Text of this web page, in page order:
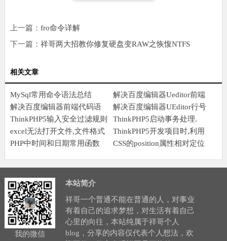
上一篇： fro命令详解
下一篇： 祥哥两大招教你修复硬盘变RAW之恢愎NTFS
相关文章
MySql常用命令语法总结
解决百度编辑器Ueditor前端
语法高亮加行号显示
解决百度编辑器前端代码语
言不能自动换行问题
解决百度编辑器UEditor行号
错位问题
ThinkPHP5输入安全过滤规则
ThinkPHP5启动事务处理.
excel无法打开文件,文件格式
或文件扩展名无效,请确定文
ThinkPHP5开发项目时,利用
jQuery的Ajax异步上传图片
PHP中时间和日期常用函数
CSS的position属性相对定位
我的微信
本站简介
祥哥一个普通不能在普通的人，对事业
有着自己的追求梦想，对生活有着自己
心里的向往，本站纯属于祥哥个人
blog，分享的内容仅代表个人想法，欢